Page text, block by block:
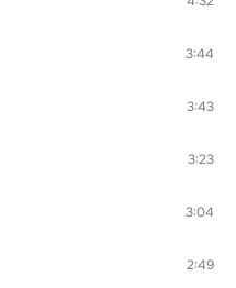
3:44
3:43
3:23
3:04
2:49